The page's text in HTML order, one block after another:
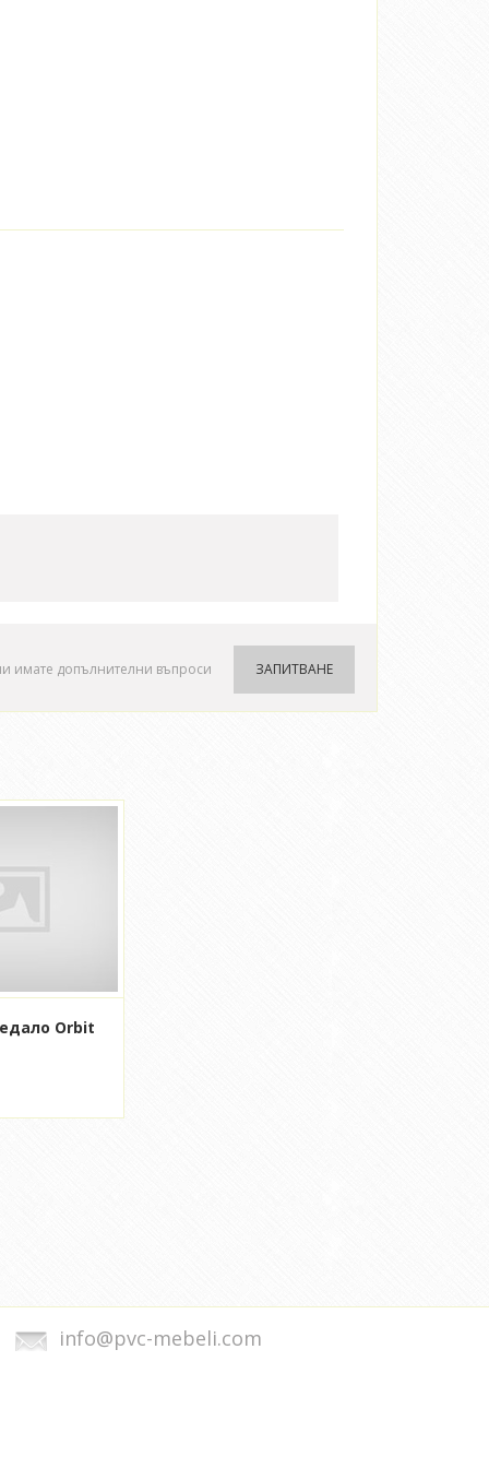
ЗАПИТВАНЕ
имате допълнителни въпроси
Orbit
info@pvc-mebeli.com